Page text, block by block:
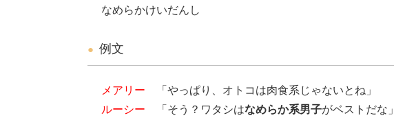
なめらかけいだんし
例文
メアリー 「やっぱり、オトコは肉食系じゃないとね」
ルーシー 「そう？ワタシはなめらか系男子がベストだな」